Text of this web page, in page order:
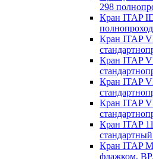
298
Кран ITAP
Кран ITAP
Кран ITAP
Кран ITAP
Кран ITAP
Кран ITAP
Кран ITAP
флажком,